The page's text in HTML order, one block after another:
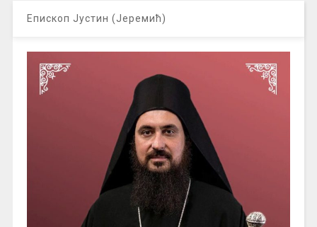
Епископ Јустин (Јеремић)